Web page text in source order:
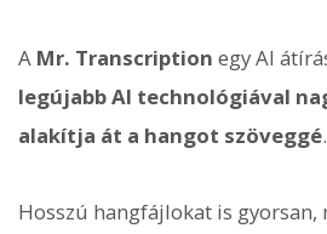
A Mr. Transcription egy AI
legújabb AI technológiával
alakítja át a hangot szöveggé.
Hosszú hangfájlokat is gyorsan,